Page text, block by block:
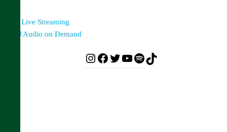
Live Streaming
Audio on Demand
Instagram
Facebook
TwitterYouTube
Spotify